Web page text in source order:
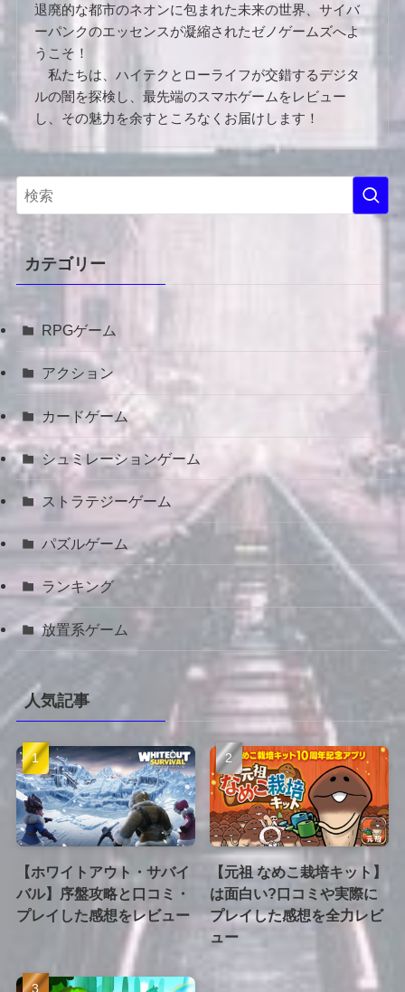
退廃的な都市のネオンに包まれた未来の世界、サイバ
ーパンクのエッセンスが凝縮されたゼノゲームズへよ
うこそ！
私たちは、ハイテクとローライフが交錯するデジタ
ルの闇を探検し、最先端のスマホゲームをレビュー
し、その魅力を余すところなくお届けします！
カテゴリー
RPGゲーム
アクション
カードゲーム
シュミレーションゲーム
ストラテジーゲーム
パズルゲーム
ランキング
放置系ゲーム
人気記事
【ホワイトアウト・サバイ
バル】序盤攻略と口コミ・
プレイした感想をレビュー
【元祖 なめこ栽培キット】
は面白い?口コミや実際に
プレイした感想を全力レビ
ュー